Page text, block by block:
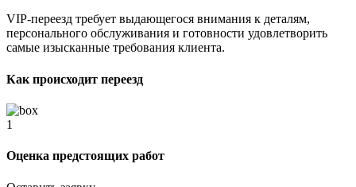
VIP-переезд требует выдающегося внимания к деталям,
персонального обслуживания и готовности удовлетворить
самые изысканные требования клиента.
Как происходит переезд
1
Оценка предстоящих работ